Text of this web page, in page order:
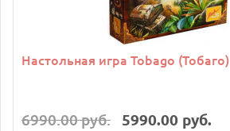
Настольная игра Tobago (Тобаго)
6990.00 руб. 5990.00 руб.